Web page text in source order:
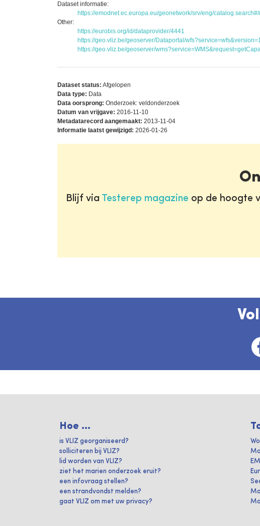
Dataset informatie:
https://emodnet.ec.europa.eu/geonetwork/srv/eng/
Other:
https://eurobis.org/id/dataprovider/4441
https://geo.vliz.be/geoserver/Dataportal/
https://geo.vliz.be/geoserver/
Dataset status: Afgelopen
Data type: Data
Data oorsprong: Onderzoek: veldonderzoek
Datum van vrijgave: 2016-11-10
Metadatarecord aangemaakt: 2013-11-04
Informatie laatst gewijzigd: 2026-01-26
Blijf via Testerep magazine op de hoogte
Hoe ...
is VLIZ georganiseerd?
solliciteren bij VLIZ?
lid worden van VLIZ?
ziet het marien onderzoek eruit?
een infovraag stellen?
een strandvondst melden?
gaat VLIZ om met uw privacy?